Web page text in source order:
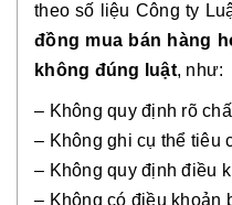
theo số liệu Công ty
đồng mua bán hàng
không đúng luật, như:
– Không quy định rõ
– Không ghi cụ thể tiêu
– Không quy định điều
– Không có điều khoản